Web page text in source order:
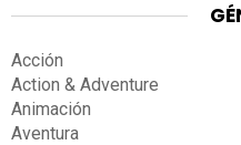
Acción
Action & Adventure
Animación
Aventura